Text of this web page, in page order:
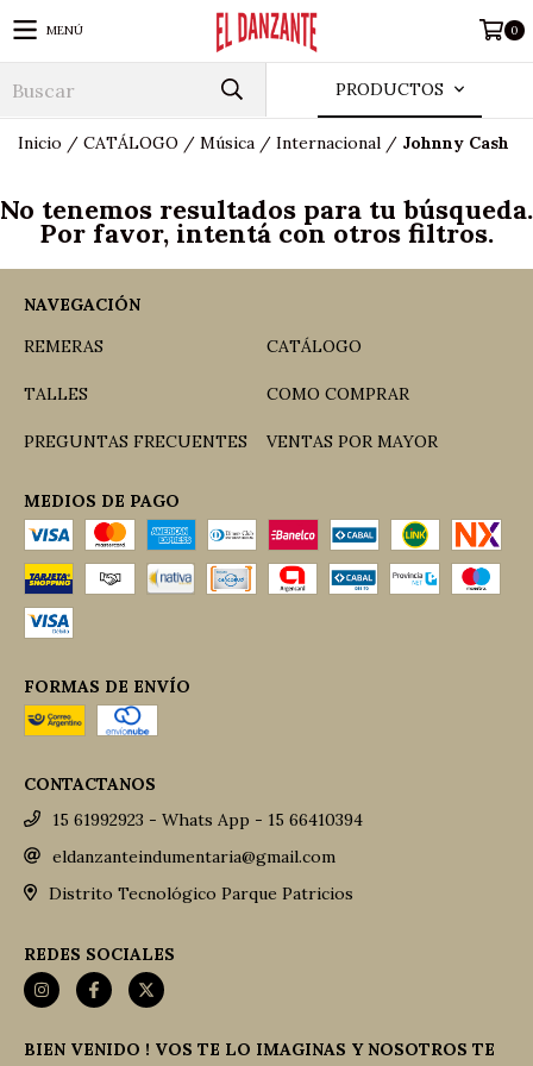
MENÚ 0
PRODUCTOS
Inicio / CATÁLOGO / Música / Internacional / Johnny Cash
No tenemos resultados para tu búsqueda.
Por favor, intentá con otros filtros.
NAVEGACIÓN
REMERAS
CATÁLOGO
TALLES COMO COMPRAR
PREGUNTAS FRECUENTES VENTAS POR MAYOR
MEDIOS DE PAGO
FORMAS DE ENVÍO
CONTACTANOS
15 61992923 - Whats App - 15 66410394
eldanzanteindumentaria@gmail.com
Distrito Tecnológico Parque Patricios
REDES SOCIALES
BIEN VENIDO ! VOS TE LO IMAGINAS Y NOSOTROS TE